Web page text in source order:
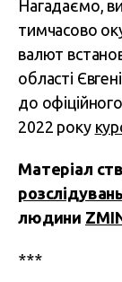
Нагадаємо,
тимчасово
валют
області
до
2022 року
Матеріал
розслідувань
людини
***